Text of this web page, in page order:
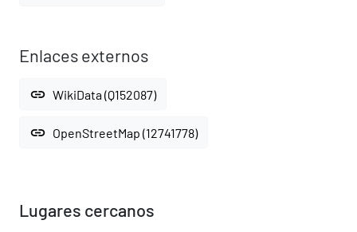
Enlaces externos
link WikiData (Q152087)
link OpenStreetMap (12741778)
Lugares cercanos